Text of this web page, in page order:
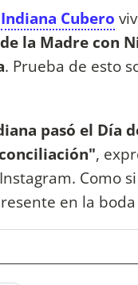
Indiana Cubero
la Madre con
. Prueba de esto
pasó el Día
,
Como
en la